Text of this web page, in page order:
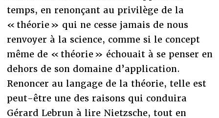
temps, en renonçant au privilège de la
« théorie » qui ne cesse jamais de nous
renvoyer à la science, comme si le concept
même de « théorie » échouait à se penser en
dehors de son domaine d’application.
Renoncer au langage de la théorie, telle est
peut-être une des raisons qui conduira
Gérard Lebrun à lire Nietzsche, tout en